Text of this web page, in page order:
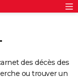
des décès des
ou trouver un